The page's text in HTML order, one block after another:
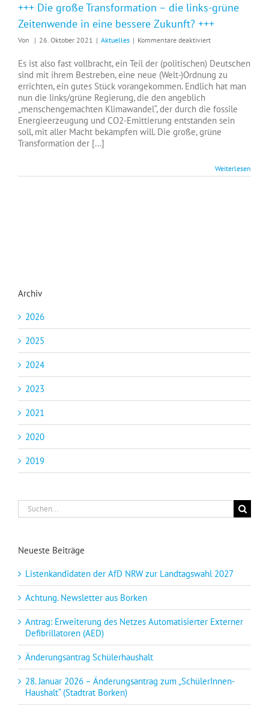
+++ Die große Transformation – die links-grüne
Zeitenwende in eine bessere Zukunft? +++
Von | 26. Oktober 2021 | Aktuelles | Kommentare deaktiviertfür
Die
große
Transformation
die
links-
grüne
Zeitenwende
bessere
Es ist also fast vollbracht, ein Teil der (politischen) Deutschen
sind mit ihrem Bestreben, eine neue (Welt-)Ordnung zu
errichten, ein gutes Stück vorangekommen. Endlich hat man
nun die links/grüne Regierung, die den angeblich
„menschengemachten Klimawandel“, der durch die fossile
Energieerzeugung und CO2-Emittierung entstanden sein
soll, mit aller Macht bekämpfen will. Die große, grüne
Transformation der [...]
Weiterlesen
Archiv
2026
2025
2024
2023
2021
2020
2019
Suche
nach:
Neueste Beiträge
Listenkandidaten der AfD NRW zur Landtagswahl 2027
Achtung. Newsletter aus Borken
Antrag: Erweiterung des Netzes Automatisierter Externer
Defibrillatoren (AED)
Änderungsantrag Schülerhaushalt
28. Januar 2026 – Änderungsantrag zum „SchülerInnen-
Haushalt“ (Stadtrat Borken)